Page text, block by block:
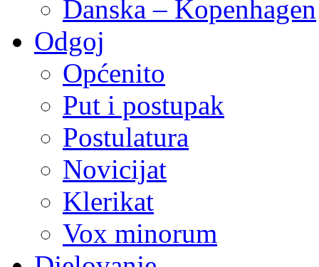
Danska – Kopenhagen
Odgoj
Općenito
Put i postupak
Postulatura
Novicijat
Klerikat
Vox minorum